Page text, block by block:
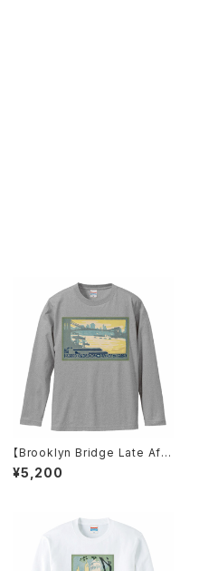
【Brooklyn Bridge Late Afte
rnoon(1916)】ロンT ミックスグ
レー ユニセックス
¥5,200